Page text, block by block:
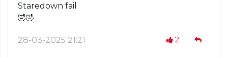
Staredown fail
🤣🤣
28-03-2025 21:21 2